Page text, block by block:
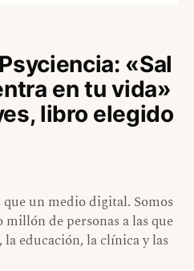
«Sal
en tu vida»
libro elegido
que un medio digital. Somos
de personas a las que
la educación, la clínica y las